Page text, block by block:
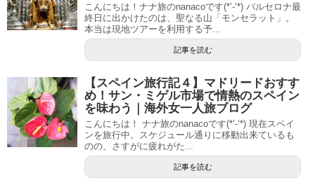
こんにちは！ナナ旅のnanacoです(*’-‘*) バルセロナ最
終日に出かけたのは、聖なる山「モンセラット」。
本当は現地ツアーを利用する予...
記事を読む
【スペイン旅行記４】マドリードおすす
め！サン・ミゲル市場で情熱のスペイン
を味わう｜海外女一人旅ブログ
こんにちは！ ナナ旅のnanacoです(*’-‘*) 現在スペイ
ンを旅行中。スケジュール通りに移動出来ているも
のの、さすがに疲れがた...
記事を読む